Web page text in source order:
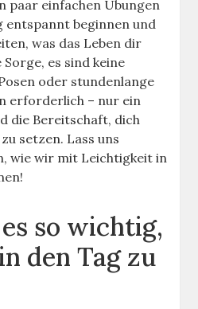
paar einfachen Übungen
entspannt beginnen und
was das Leben dir
es sind keine
oder stundenlange
erforderlich – nur ein
die Bereitschaft, dich
setzen. Lass uns
wie wir mit Leichtigkeit in
so wichtig,
den Tag zu